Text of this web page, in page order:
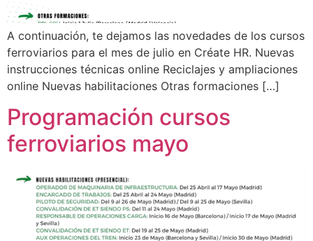
A continuación, te dejamos las novedades de los cursos
ferroviarios para el mes de julio en Créate HR. Nuevas
instrucciones técnicas online Reciclajes y ampliaciones
online Nuevas habilitaciones Otras formaciones […]
Programación cursos
ferroviarios mayo